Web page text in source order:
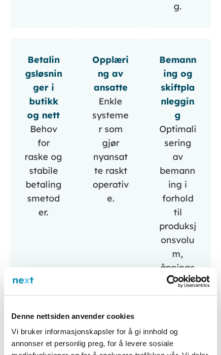
Denne nettsiden anvender cookies
Vi bruker informasjonskapsler for å gi innhold og
annonser et personlig preg, for å levere sosiale
g.
Betalin
gsløsnin
ger i
butikk
og nett
Behov
for
raske og
stabile
betaling
smetod
er.
Opplæri
ng av
ansatte
Enkle
systeme
r som
gjør
nyansat
te raskt
operativ
e.
Bemann
ing og
skiftpla
nleggin
g
Optimali
sering
av
bemann
ing i
forhold
til
produksj
onsvolu
m,
åpnings
tider og
kundetr